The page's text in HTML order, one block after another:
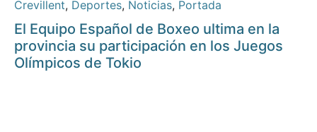
Crevillent, Deportes, Noticias, Portada
El Equipo Español de Boxeo ultima en la
provincia su participación en los Juegos
Olímpicos de Tokio